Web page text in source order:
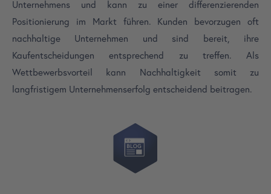
Unternehmens und kann zu einer differenzierenden
Positionierung im Markt führen. Kunden bevorzugen oft
nachhaltige Unternehmen und sind bereit, ihre
Kaufentscheidungen entsprechend zu treffen. Als
Wettbewerbsvorteil kann Nachhaltigkeit somit zu
langfristigem Unternehmenserfolg entscheidend beitragen.